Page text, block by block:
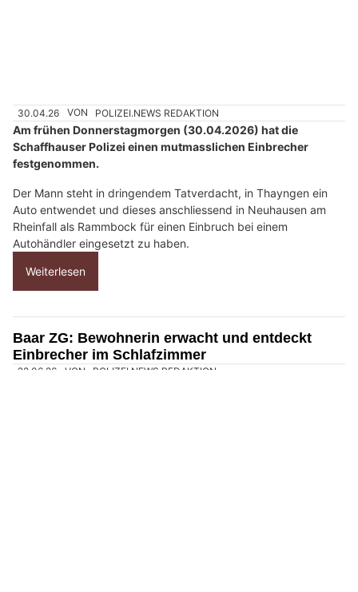
n
w
ä
h
l
e
n
S
i
e
t
t
30.04.26 VON POLIZEI.NEWS REDAKTION
Am frühen Donnerstagmorgen (30.04.2026) hat die
Schaffhauser Polizei einen mutmasslichen Einbrecher
festgenommen.
Der Mann steht in dringendem Tatverdacht, in Thayngen ein
Auto entwendet und dieses anschliessend in Neuhausen am
Rheinfall als Rammbock für einen Einbruch bei einem
Autohändler eingesetzt zu haben.
Weiterlesen
Baar ZG: Bewohnerin erwacht und entdeckt
Einbrecher im Schlafzimmer